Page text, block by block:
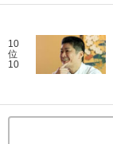
10
位
10